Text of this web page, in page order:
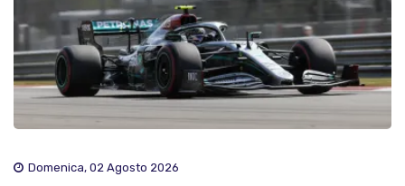
Domenica, 02 Agosto 2026